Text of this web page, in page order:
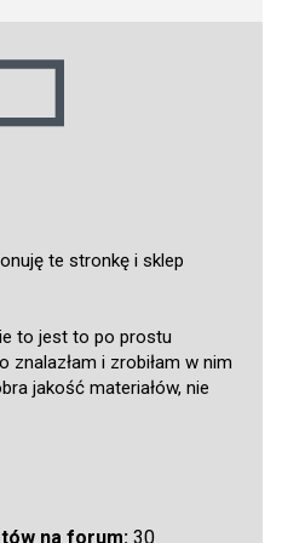
te stronkę i sklep
to jest to po prostu
znalazłam i zrobiłam w nim
jakość materiałów, nie
na forum:30